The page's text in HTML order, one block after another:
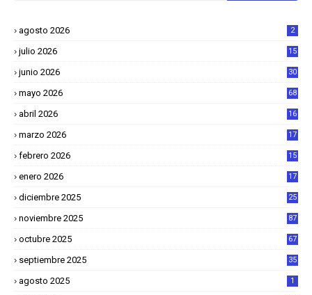
agosto 2026 2
julio 2026 15
junio 2026 30
mayo 2026 68
abril 2026
16
marzo 2026
17
febrero 2026
15
enero 2026
17
diciembre 2025
25
noviembre 2025 87
octubre 2025 67
septiembre 2025 35
agosto 2025 1